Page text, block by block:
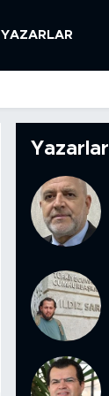
YAZARLAR
Yazarlar